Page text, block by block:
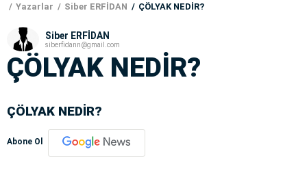
Yazarlar Siber ERFİDAN ÇÖLYAK NEDİR?
Siber ERFİDAN
siberfidann@gmail.com
ÇÖLYAK NEDİR?
ÇÖLYAK NEDİR?
Abone Ol